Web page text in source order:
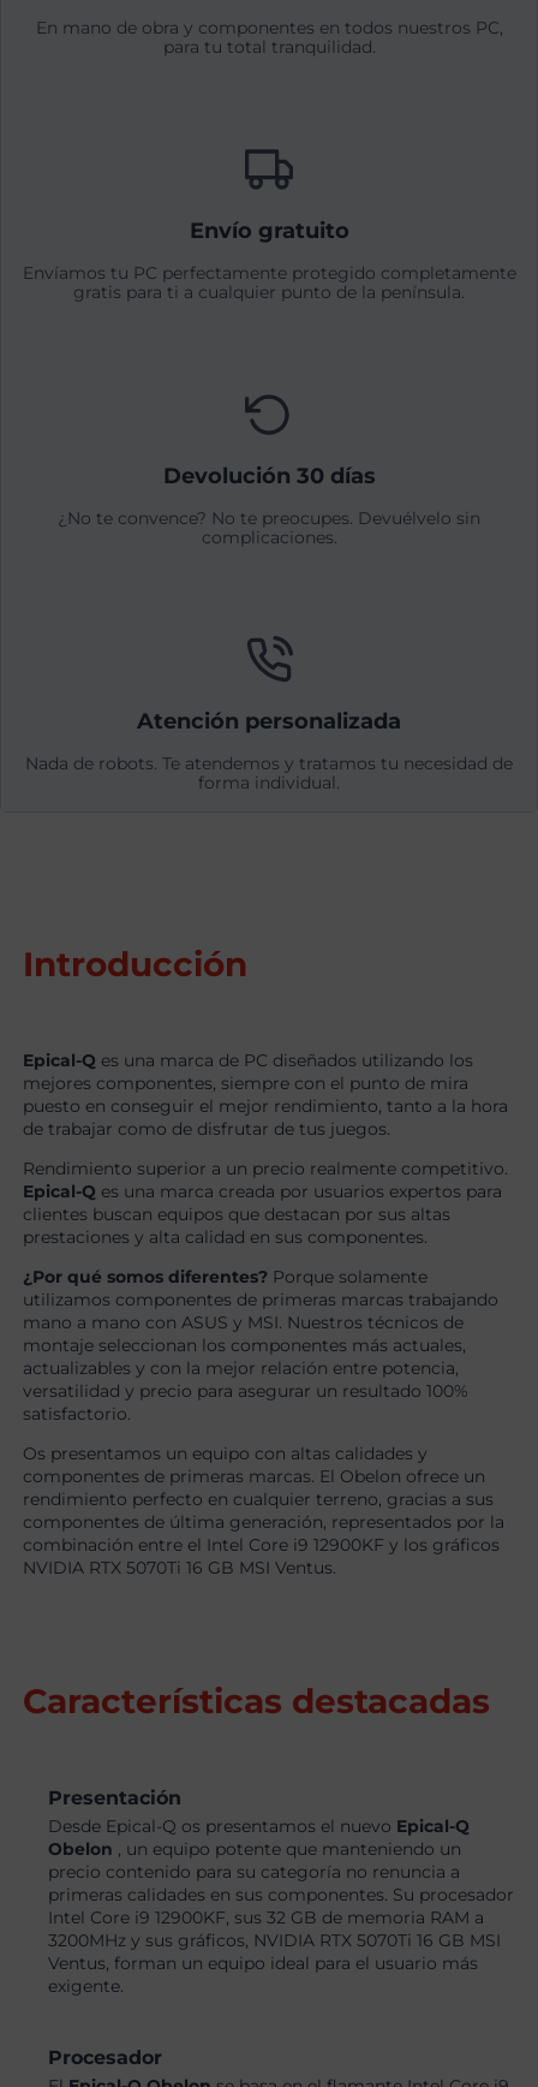
En mano de obra y componentes en todos nuestros PC,
para tu total tranquilidad.
Envío gratuito
Envíamos tu PC perfectamente protegido completamente
gratis para ti a cualquier punto de la península.
Devolución 30 días
¿No te convence? No te preocupes. Devuélvelo sin
complicaciones.
Atención personalizada
Nada de robots. Te atendemos y tratamos tu necesidad de
forma individual.
Introducción
Epical-Q es una marca de PC diseñados utilizando los
mejores componentes, siempre con el punto de mira
puesto en conseguir el mejor rendimiento, tanto a la hora
de trabajar como de disfrutar de tus juegos.
Rendimiento superior a un precio realmente competitivo.
Epical-Q es una marca creada por usuarios expertos para
clientes buscan equipos que destacan por sus altas
prestaciones y alta calidad en sus componentes.
¿Por qué somos diferentes? Porque solamente
utilizamos componentes de primeras marcas trabajando
mano a mano con ASUS y MSI. Nuestros técnicos de
montaje seleccionan los componentes más actuales,
actualizables y con la mejor relación entre potencia,
versatilidad y precio para asegurar un resultado 100%
satisfactorio.
Os presentamos un equipo con altas calidades y
componentes de primeras marcas. El Obelon ofrece un
rendimiento perfecto en cualquier terreno, gracias a sus
componentes de última generación, representados por la
combinación entre el Intel Core i9 12900KF y los gráficos
NVIDIA RTX 5070Ti 16 GB MSI Ventus.
Características destacadas
Presentación
Desde Epical-Q os presentamos el nuevo Epical-Q
Obelon , un equipo potente que manteniendo un
precio contenido para su categoría no renuncia a
primeras calidades en sus componentes. Su procesador
Intel Core i9 12900KF, sus 32 GB de memoria RAM a
3200MHz y sus gráficos, NVIDIA RTX 5070Ti 16 GB MSI
Ventus, forman un equipo ideal para el usuario más
exigente.
Procesador